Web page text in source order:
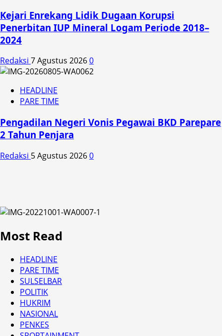
Kejari Enrekang Lidik Dugaan Korupsi
Penerbitan IUP Mineral Logam Periode 2018–
2024
Redaksi 7 Agustus 20260
HEADLINE
PARE TIME
Pengadilan Negeri Vonis Pegawai BKD Parepare
2 Tahun Penjara
Redaksi 5 Agustus 20260
Most Read
HEADLINE
PARE TIME
SULSELBAR
POLITIK
HUKRIM
NASIONAL
PENKES